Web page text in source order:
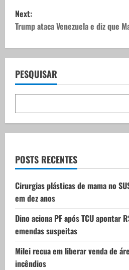
s
t
n
a
v
i
g
a
t
i
o
n
Next:
Trump ataca Venezuela e diz que
PESQUISAR
POSTS RECENTES
Cirurgias plásticas de mama no
em dez anos
Dino aciona PF após TCU apontar
emendas suspeitas
Milei recua em liberar venda de
incêndios